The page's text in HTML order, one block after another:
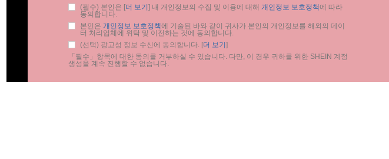
(필수) 본인은 [더 보기 ] 내 개인정보의 수집 및 이용에 대해 개인정보 보호정책에 따라
동의합니다.
본인은 개인정보 보호정책에 기술된 바와 같이 귀사가 본인의 개인정보를 해외의 데이
터 처리업체에 위탁 및 이전하는 것에 동의합니다.
(선택) 광고성 정보 수신에 동의합니다. [더 보기 ]
「필수」항목에 대한 동의를 거부하실 수 있습니다. 다만, 이 경우 귀하를 위한 SHEIN 계정
생성을 계속 진행할 수 없습니다.